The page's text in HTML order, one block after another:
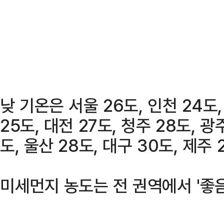
낮 기온은 서울 26도, 인천 24
25도, 대전 27도, 청주 28도,
도, 울산 28도, 대구 30도, 제주
미세먼지 농도는 전 권역에서 '